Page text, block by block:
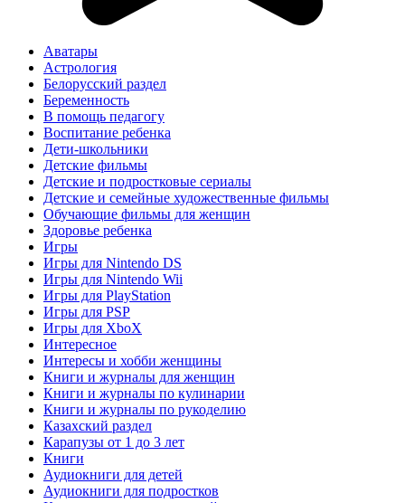
Аватары
Астрология
Белорусский раздел
Беременность
В помощь педагогу
Воспитание ребенка
Дети-школьники
Детские фильмы
Детские и подростковые сериалы
Детские и семейные художественные фильмы
Обучающие фильмы для женщин
Здоровье ребенка
Игры
Игры для Nintendo DS
Игры для Nintendo Wii
Игры для PlayStation
Игры для PSP
Игры для XboX
Интересное
Интересы и хобби женщины
Книги и журналы для женщин
Книги и журналы по кулинарии
Книги и журналы по рукоделию
Казахский раздел
Карапузы от 1 до 3 лет
Книги
Аудиокниги для детей
Аудиокниги для подростков